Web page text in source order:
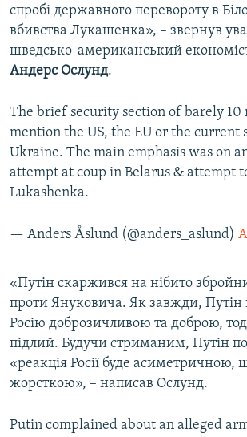
спробі державного перевороту в
вбивства Лукашенка», – звернув
шведсько-американський
Андерс Ослунд.
The brief security section of barely 10
mention the US, the EU or the current
Ukraine. The main emphasis was on
attempt at coup in Belarus & attempt
Lukashenka.
— Anders Åslund (@anders_aslund)
«Путін скаржився на нібито
проти Януковича. Як завжди, Путін
Росію доброзичливою та доброю,
підлий. Будучи стриманим, Путін
«реакція Росії буде асиметричною,
жорсткою», – написав Ослунд.
Putin complained about an alleged